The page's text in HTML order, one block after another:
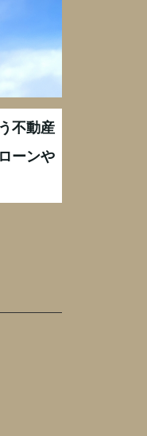
不動産
ーンや